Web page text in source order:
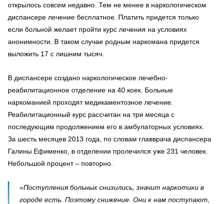
открылось совсем недавно. Тем не менее в наркологическом
диспансере лечение бесплатное. Платить придется только
если больной желает пройти курс лечения на условиях
анонимности. В таком случае родным наркомана придется
выложить 17 с лишним тысяч.
В диспансере создано наркологическое лечебно-
реабилитационное отделение на 40 коек. Больные
наркоманией проходят медикаментозное лечение.
Реабилитационный курс рассчитан на три месяца с
последующим продолжением его в амбулаторных условиях.
За шесть месяцев 2013 года, по словам главврача диспансера
Галины Ефименко, в отделении пролечился уже 231 человек.
Небольшой процент – повторно.
«Поступления больных снизились, значит наркотики в
городе есть. Поэтому снижение. Они к нам поступают,